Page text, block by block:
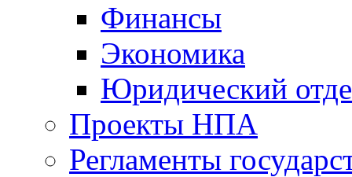
Финансы
Экономика
Юридический
Проекты НПА
Регламенты